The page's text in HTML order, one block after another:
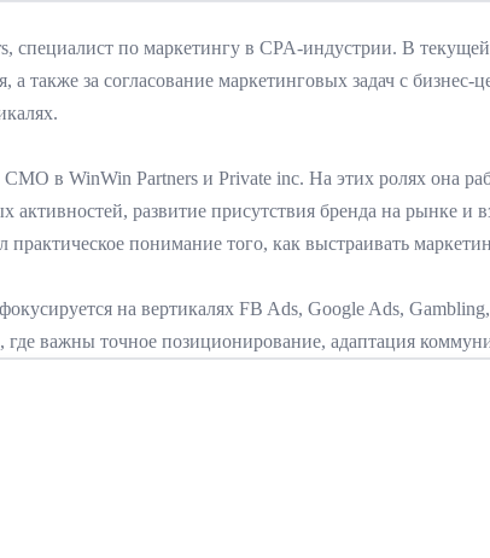
по маркетингу в CPA-индустрии. В
также за согласование маркетинговых задач с
в WinWin Partners и Private inc. На этих ролях она
активностей, развитие присутствия бренда на
понимание того, как выстраивать
на вертикалях FB Ads, Google Ads,
важны точное позиционирование, адаптация